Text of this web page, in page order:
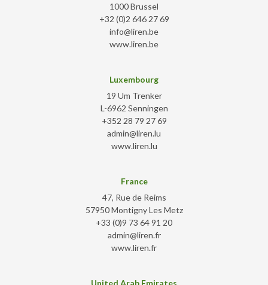
1000 Brussel
+32 (0)2 646 27 69
info@liren.be
www.liren.be
Luxembourg
19 Um Trenker
L-6962 Senningen
+352 28 79 27 69
admin@liren.lu
www.liren.lu
France
47, Rue de Reims
57950 Montigny Les Metz
+33 (0)9 73 64 91 20
admin@liren.fr
www.liren.fr